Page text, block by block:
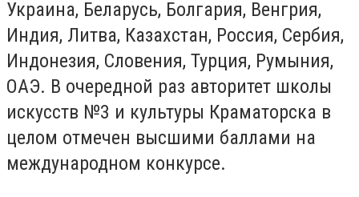
Украина, Беларусь, Болгария, Венгрия,
Индия, Литва, Казахстан, Россия, Сербия,
Индонезия, Словения, Турция, Румыния,
ОАЭ. В очередной раз авторитет школы
искусств №3 и культуры Краматорска в
целом отмечен высшими баллами на
международном конкурсе.